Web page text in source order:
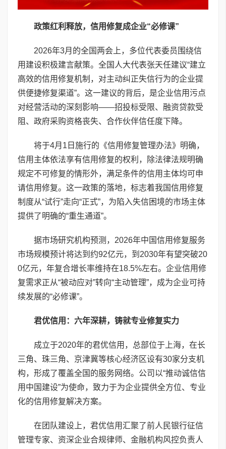
政策红利释放，信用修复成企业“必修课”
2026年3月的全国两会上，多位代表委员围绕信
用建设积极建言献策。全国人大代表张天任建议“建立
高效的信用修复机制，对主动纠正失信行为的企业提
供便捷修复渠道”。这一建议的背后，是企业信用污点
对经营活动的深刻影响——招投标受限、融资贷款受
阻、政府采购资格丧失、合作伙伴信任度下降。
将于4月1日施行的《信用修复管理办法》明确，
信用主体依法享有信用修复的权利，除法律法规明确
规定不可修复的情形外，满足条件的信用主体均可申
请信用修复。这一政策的落地，标志着我国信用修复
制度从“试行”走向“正式”，为陷入失信困境的市场主体
提供了明确的“重生通道”。
据市场研究机构预测，2026年中国信用修复服务
市场规模预计将达到约92亿元，到2030年有望突破20
0亿元，年复合增长率维持在18.5%左右。企业信用修
复需求正从“被动应对”转向“主动管理”，成为企业可持
续发展的“必修课”。
君优信用： 六年深耕，铸就专业修复实力
成立于2020年的君优信用，总部位于上海，在长
三角、珠三角、京津冀等核心经济区设有30家分支机
构，形成了覆盖全国的服务网络。公司以“推动诚信信
用中国建设”为使命，致力于为企业提供全方位、专业
化的信用修复解决方案。
在团队建设上，君优信用汇聚了前人民银行征信
管理专家、资深企业合规律师、金融机构风控负责人